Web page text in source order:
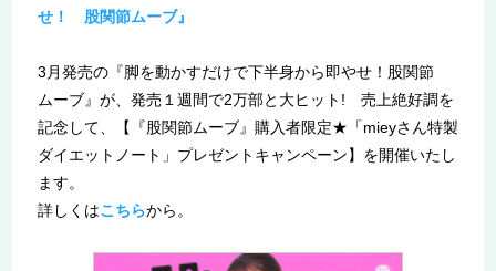
せ！ 股関節ムーブ』
3月発売の『脚を動かすだけで下半身から即やせ！股関節
ムーブ』が、発売１週間で2万部と大ヒット! 売上絶好調を
記念して、【『股関節ムーブ』購入者限定★「mieyさん特製
ダイエットノート」プレゼントキャンペーン】を開催いたし
ます。
詳しくはこちらから。